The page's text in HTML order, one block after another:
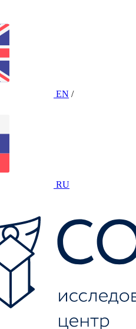
EN /
RU